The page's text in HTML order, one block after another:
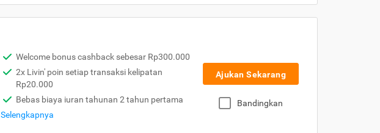
Welcome bonus cashback sebesar Rp300.000
2x Livin' poin setiap transaksi kelipatan
Rp20.000
Bebas biaya iuran tahunan 2 tahun pertama
Selengkapnya
Ajukan Sekarang
Bandingkan